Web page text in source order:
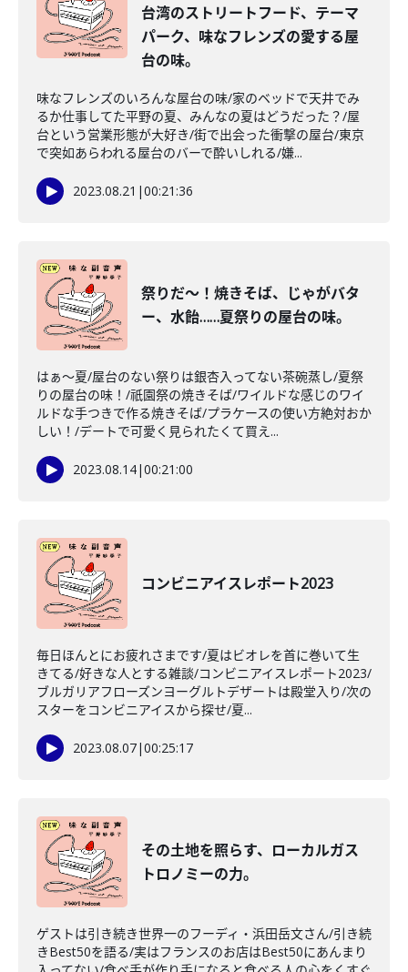
台湾のストリートフード、テーマ
パーク、味なフレンズの愛する屋
台の味。
味なフレンズのいろんな屋台の味/家のベッドで天井でみ
るか仕事してた平野の夏、みんなの夏はどうだった？/屋
台という営業形態が大好き/街で出会った衝撃の屋台/東京
で突如あらわれる屋台のバーで酔いしれる/嫌...
2023.08.21 |00:21:36
祭りだ～！焼きそば、じゃがバタ
ー、水飴……夏祭りの屋台の味。
はぁ～夏/屋台のない祭りは銀杏入ってない茶碗蒸し/夏祭
りの屋台の味！/祇園祭の焼きそば/ワイルドな感じのワイ
ルドな手つきで作る焼きそば/プラケースの使い方絶対おか
しい！/デートで可愛く見られたくて買え...
2023.08.14|00:21:00
コンビニアイスレポート2023
毎日ほんとにお疲れさまです/夏はビオレを首に巻いて生
きてる/好きな人とする雑談/コンビニアイスレポート2023/
ブルガリアフローズンヨーグルトデザートは殿堂入り/次の
スターをコンビニアイスから探せ/夏...
2023.08.07|00:25:17
その土地を照らす、ローカルガス
トロノミーの力。
ゲストは引き続き世界一のフーディ・浜田岳文さん/引き続
きBest50を語る/実はフランスのお店はBest50にあんまり